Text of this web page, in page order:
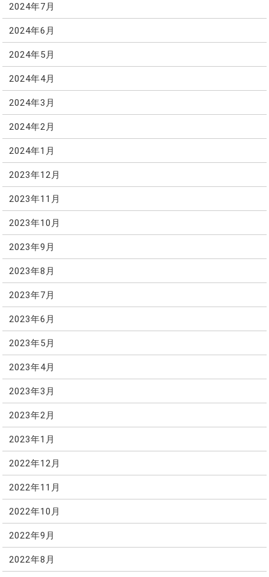
2024年7月
2024年6月
2024年5月
2024年4月
2024年3月
2024年2月
2024年1月
2023年12月
2023年11月
2023年10月
2023年9月
2023年8月
2023年7月
2023年6月
2023年5月
2023年4月
2023年3月
2023年2月
2023年1月
2022年12月
2022年11月
2022年10月
2022年9月
2022年8月